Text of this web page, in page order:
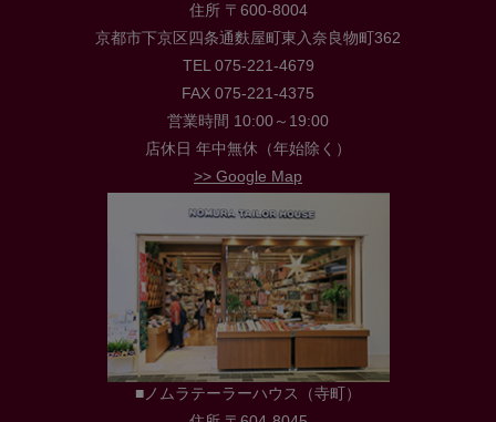
住所 〒600-8004
京都市下京区四条通麩屋町東入奈良物町362
TEL 075-221-4679
FAX 075-221-4375
営業時間 10:00～19:00
店休日 年中無休（年始除く）
>> Google Map
■ノムラテーラーハウス（寺町）